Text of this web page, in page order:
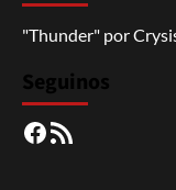
"Thunder" por
Seguinos
Facebook
RSS